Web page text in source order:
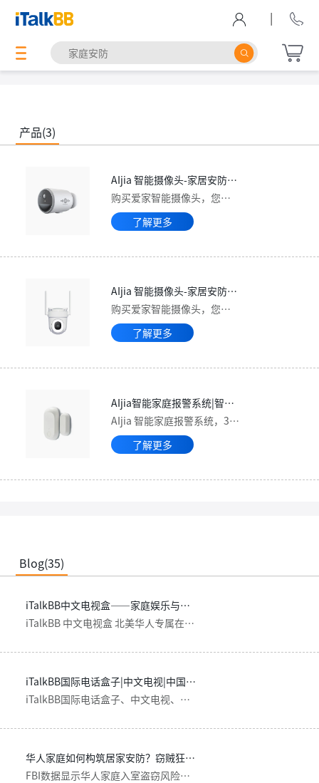
|
产品(3)
AIjia 智能摄像头-家居安防监控的首选|室内监控摄像头|家庭安防系统 - iTalkBB
购买爱家智能摄像头，您家居安防监控的最佳选择，我们提供先进的室内监控摄像头和完善的家庭安防系统，全方位守护您的家庭安全。热线877-482-5522。
了解更多
AIjia 智能摄像头-家居安防监控的首选|室内监控摄像头|家庭安防系统 - iTalkBB
购买爱家智能摄像头，您家居安防监控的最佳选择，我们提供先进的室内监控摄像头和完善的家庭安防系统，全方位守护您的家庭安全。热线877-482-5522。
了解更多
AIjia智能家庭报警系统|智能人形识别 |AI电话预警 - iTalkBB
AIjia 智能家庭报警系统，3种守护模式让用户根据不同的生活场景和需求调整智能家居安全系统的设置，为您的家庭提供全面的保护，让你居家安心，外出放心。热线877-482-5522。
了解更多
Blog(35)
iTalkBB中文电视盒——家庭娱乐与安防监控的全能助手
iTalkBB 中文电视盒 北美华人专属在线电视直播平台，提供海量高清1080P电影、短剧、TVB电视剧、综艺，满足您的追剧需求。远程连接Aljia家庭安防监控，实时查看家中状况。无聊时还能开启K歌模式，享受视听娱乐新体验！
iTalkBB国际电话盒子|中文电视|中国手机卡|家庭安防 - iTalkBB
iTalkBB国际电话盒子、中文电视、中美手机卡和家庭安防。家居电话免费拨打中国电话美国境内和29个国际地区；中文电视同步直播，无限点播正版中文综艺电影电视剧；中国手机卡中美共享手机计划和流量，一个计划两个通用；家庭安防，无线安防摄像头配手机APP服务，独家E911全球一键报警。
华人家庭如何构筑居家安防？窃贼狂言：亚裔家值钱，值得冒险！—iTalkBB
FBI数据显示华人家庭入室盗窃风险高27%。本文揭秘美国治安现状，并介绍 iTalkBB AIjia 智能安防摄像头，它提供24小时监控、E911一键报警等七大核心功能。